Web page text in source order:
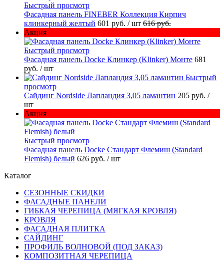
Быстрый просмотр
Фасадная панель FINEBER Коллекция Кирпич
клинкерный желтый 601 руб. / шт 616 руб.
Акция
Быстрый просмотр
Фасадная панель Docke Клинкер (Klinker) Монте 681
руб. / шт
Быстрый
просмотр
Сайдинг Nordside Лапландия 3,05 ламантин 205 руб. /
шт
Акция
Быстрый просмотр
Фасадная панель Docke Стандарт Флемиш (Standard
Flemish) белый 626 руб. / шт
Каталог
СЕЗОННЫЕ СКИДКИ
ФАСАДНЫЕ ПАНЕЛИ
ГИБКАЯ ЧЕРЕПИЦА (МЯГКАЯ КРОВЛЯ)
КРОВЛЯ
ФАСАДНАЯ ПЛИТКА
САЙДИНГ
ПРОФИЛЬ ВОЛНОВОЙ (ПОД ЗАКАЗ)
КОМПОЗИТНАЯ ЧЕРЕПИЦА